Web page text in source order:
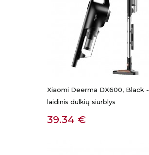
Xiaomi Deerma DX600, Black -
laidinis dulkių siurblys
Kaina
39.34 €